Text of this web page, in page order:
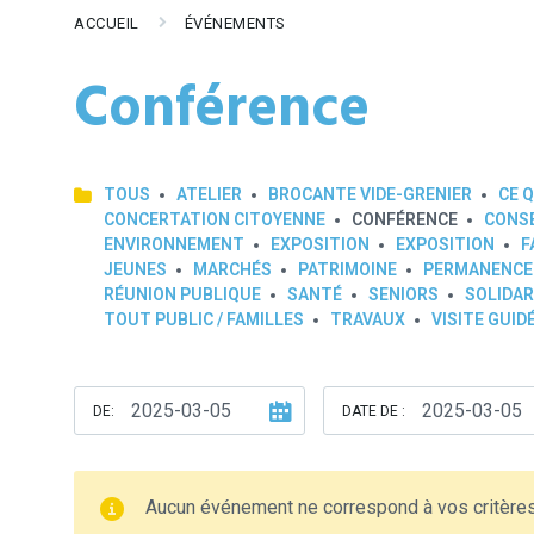
ACCUEIL ÉVÉNEMENTS
Conférence
TOUS ATELIER BROCANTE VIDE-GRENIER CE
CONCERTATION CITOYENNE
CONFÉRENCE
ENVIRONNEMENT
EXPOSITION EXPOSITION
JEUNES
MARCHÉS PATRIMOINE
RÉUNION PUBLIQUE
SANTÉ SENIORS
TOUT PUBLIC / FAMILLES
TRAVAUX VISITE
DE: DATE DE :
Aucun événement ne correspond à vos